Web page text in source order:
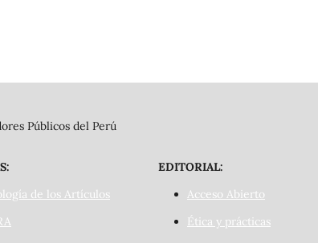
Públicos del Perú
de los Artículos
EDITORIAL:
Acceso Abierto
Ética y prácticas